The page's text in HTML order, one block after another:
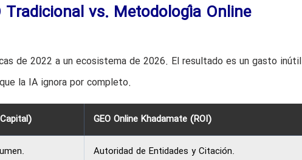
vs. Metodología Online
de 2022 a un ecosistema de 2026. El resultado es un gasto inútil
la IA ignora por completo.
GEO Online Khadamate (ROI)
Autoridad de Entidades y Citación.